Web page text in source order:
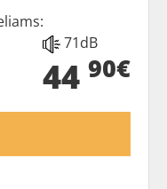
71dB
44 90€